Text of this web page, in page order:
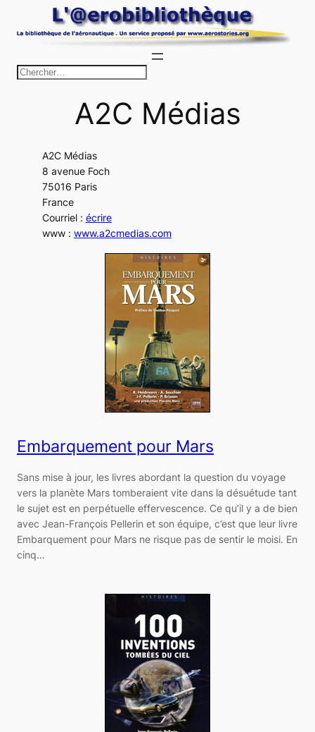
au
c
h
r
A2C Médias
A2C Médias
8 avenue Foch
75016 Paris
France
Courriel : écrire
www : www.a2cmedias.com
Embarquement pour Mars
Sans mise à jour, les livres abordant la question du voyage
vers la planète Mars tomberaient vite dans la désuétude tant
le sujet est en perpétuelle effervescence. Ce qu’il y a de bien
avec Jean-François Pellerin et son équipe, c’est que leur livre
Embarquement pour Mars ne risque pas de sentir le moisi. En
cinq…